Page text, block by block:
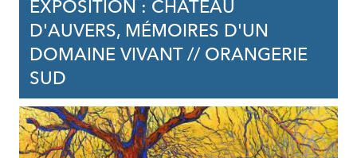
EXPOSITION : CHÂTEAU
D'AUVERS, MÉMOIRES D'UN
DOMAINE VIVANT // ORANGERIE
SUD